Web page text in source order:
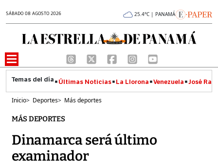
SÁBADO 08 AGOSTO 2026 25.4°C | PANAMÁ
Últimas Noticias La Llorona Venezuela José
Inicio> Deportes> Más deportes
MÁS DEPORTES
Dinamarca será último
examinador